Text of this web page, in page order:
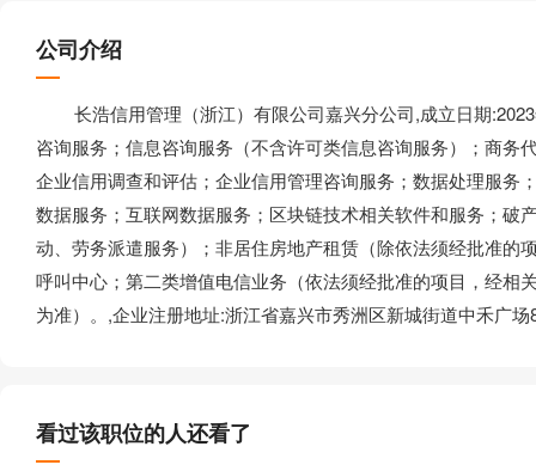
公司介绍
长浩信用管理（浙江）有限公司嘉兴分公司,成立日期
咨询服务；信息咨询服务（不含许可类信息咨询服务）；商
企业信用调查和评估；企业信用管理咨询服务；数据处理服务
数据服务；互联网数据服务；区块链技术相关软件和服务；破
动、劳务派遣服务）；非居住房地产租赁（除依法须经批准的
呼叫中心；第二类增值电信业务（依法须经批准的项目，经相
为准）。,企业注册地址:浙江省嘉兴市秀洲区新城街道中禾广
看过该职位的人还看了